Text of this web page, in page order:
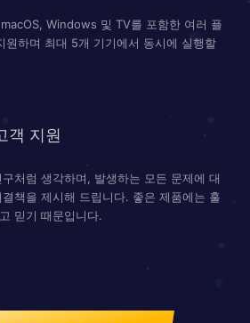
Windows 및 TV를 포함한 여러 플
원하며 최대 5개 기기에서 동시에 실행할
객 지원
처럼 생각하며, 발생하는 모든 문제에 대
책을 제시해 드립니다. 좋은 제품에는 훌
믿기 때문입니다.